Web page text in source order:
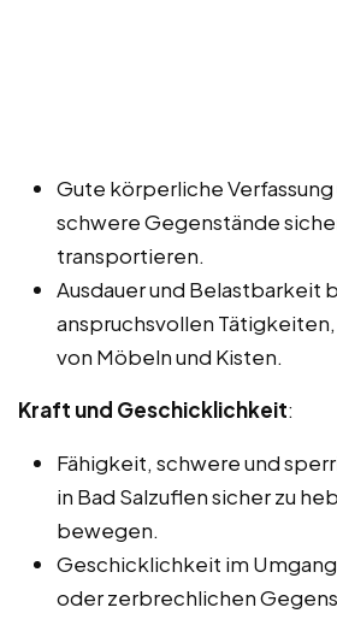
Gute körperliche Verfassung
schwere Gegenstände
transportieren.
Ausdauer und Belastbarkeit
anspruchsvollen
von Möbeln und Kisten.
Kraft und Geschicklichkeit:
Fähigkeit, schwere und
in Bad Salzuflen sicher zu
bewegen.
Geschicklichkeit im
oder zerbrechlichen